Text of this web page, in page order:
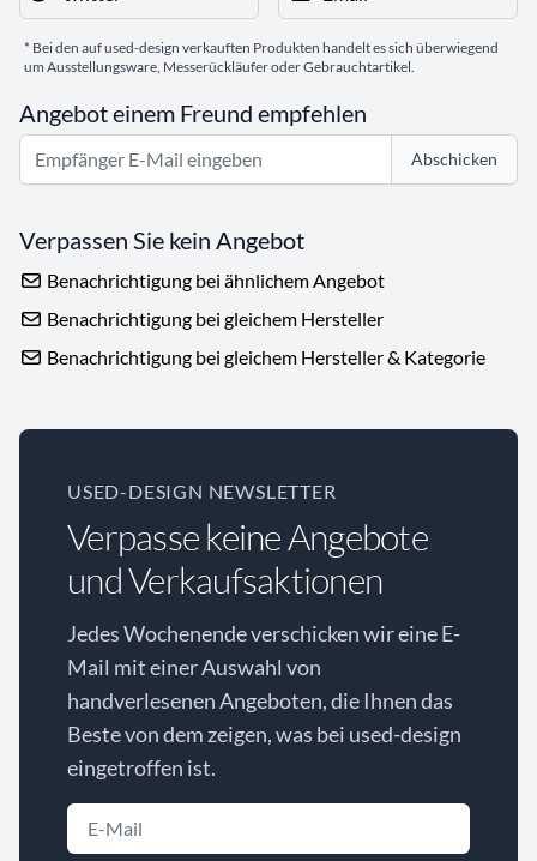
* Bei den auf used-design verkauften Produkten handelt es sich überwiegend
um Ausstellungsware, Messerückläufer oder Gebrauchtartikel.
Angebot einem Freund empfehlen
Abschicken
Verpassen Sie kein Angebot
Benachrichtigung bei ähnlichem Angebot
Benachrichtigung bei gleichem Hersteller
Benachrichtigung bei gleichem Hersteller & Kategorie
USED-DESIGN NEWSLETTER
Verpasse keine Angebote
und Verkaufsaktionen
Jedes Wochenende verschicken wir eine E-
Mail mit einer Auswahl von
handverlesenen Angeboten, die Ihnen das
Beste von dem zeigen, was bei used-design
eingetroffen ist.